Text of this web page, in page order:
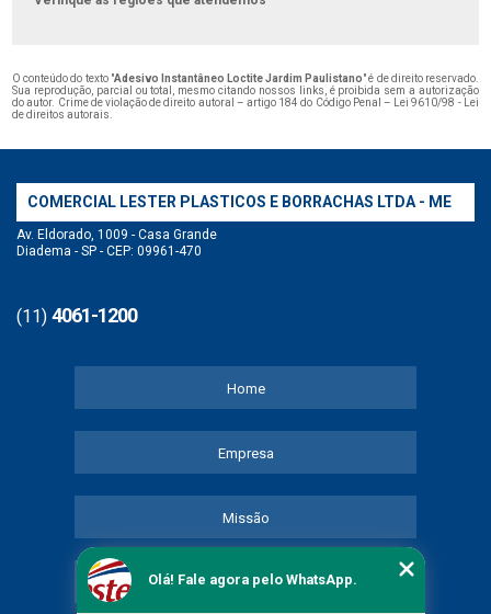
O conteúdo do texto "Adesivo Instantâneo Loctite Jardim Paulistano" é de direito reservado.
Sua reprodução, parcial ou total, mesmo citando nossos links, é proibida sem a autorização
do autor. Crime de violação de direito autoral – artigo 184 do Código Penal –
Lei 9610/98 - Lei
de direitos autorais
COMERCIAL LESTER PLASTICOS E BORRACHAS LTDA - ME
Av. Eldorado, 1009 - Casa Grande
Diadema - SP - CEP: 09961-470
(11) 4061-1200
Home
Empresa
Missão
Serviços
Olá! Fale agora pelo WhatsApp.